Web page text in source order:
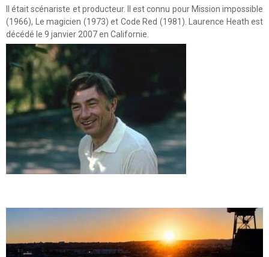
Il était scénariste et producteur. Il est connu pour Mission impossible
(1966), Le magicien (1973) et Code Red (1981). Laurence Heath est
décédé le 9 janvier 2007 en Californie.